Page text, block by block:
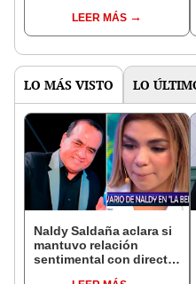
Enanitos Verdes?
LEER MÁS
LO MÁS VISTO LO
Naldy Saldaña aclara si
mantuvo relación
sentimental con director